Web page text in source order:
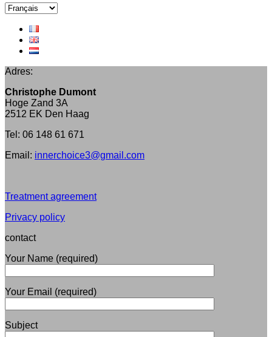
Choisir
langue
Adres:
Christophe Dumont
Hoge Zand 3A
2512 EK Den Haag
Tel: 06 148 61 671
Email: innerchoice3@gmail.com
Treatment agreement
Privacy policy
contact
Your Name (required)
Your Email (required)
Subject